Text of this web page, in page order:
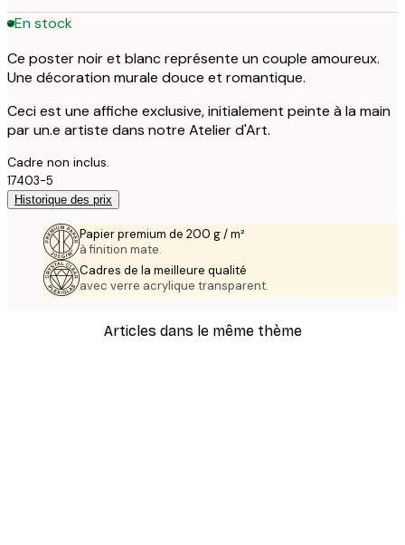
En stock
Ce poster noir et blanc représente un couple amoureux.
Une décoration murale douce et romantique.
Ceci est une affiche exclusive, initialement peinte à la main
par un.e artiste dans notre Atelier d'Art.
Cadre non inclus.
17403-5
Historique des prix
Papier premium de 200 g / m²
à finition mate.
Cadres de la meilleure qualité
avec verre acrylique transparent.
Articles dans le même thème